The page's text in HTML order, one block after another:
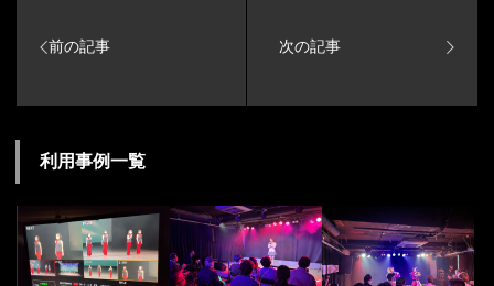
利用事例一覧